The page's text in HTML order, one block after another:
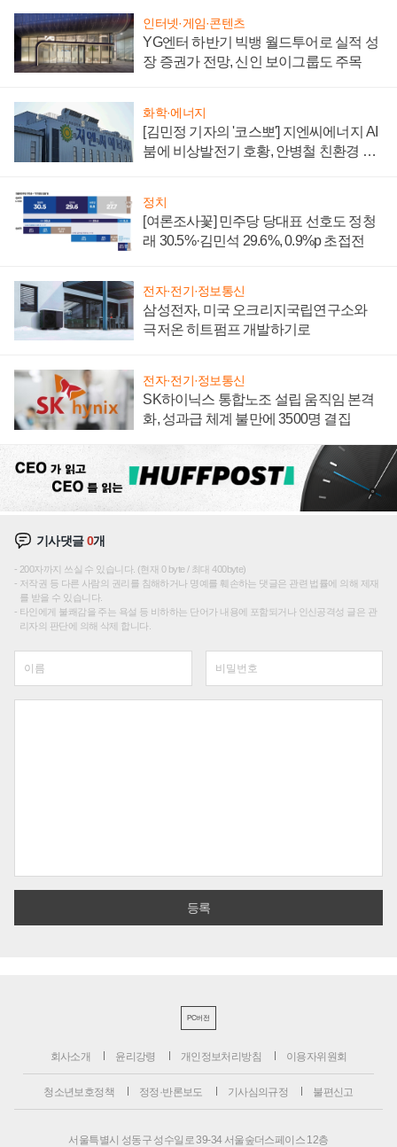
인터넷·게임·콘텐츠
YG엔터 하반기 빅뱅 월드투어로 실적 성
장 증권가 전망, 신인 보이그룹도 주목
화학·에너지
[김민정 기자의 '코스뽀'] 지엔씨에너지 AI
붐에 비상발전기 호황, 안병철 친환경 에
정치
[여론조사꽃] 민주당 당대표 선호도 정청
래 30.5%·김민석 29.6%, 0.9%p 초접전
전자·전기·정보통신
삼성전자, 미국 오크리지국립연구소와
극저온 히트펌프 개발하기로
전자·전기·정보통신
SK하이닉스 통합노조 설립 움직임 본격
화, 성과급 체계 불만에 3500명 결집
기사댓글0개
200자까지 쓰실 수 있습니다. (현재 0 byte / 최대 400byte)
저작권 등 다른 사람의 권리를 침해하거나 명예를 훼손하는 댓글은 관련 법률에 의해 제재
를 받을 수 있습니다.
타인에게 불쾌감을 주는 욕설 등 비하하는 단어가 내용에 포함되거나 인신공격성 글은 관
리자의 판단에 의해 삭제 합니다.
PC버전
회사소개 윤리강령 개인정보처리방침 이용자위원회
청소년보호정책 정정·반론보도 기사심의규정 불편신고
서울특별시 성동구 성수일로 39-34 서울숲더스페이스 12층